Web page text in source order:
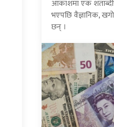
आकाशमा एक
भएपछि वैज्ञानिक,
छन् ।